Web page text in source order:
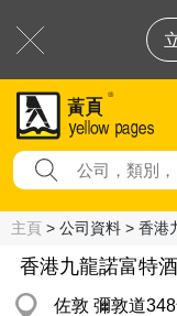
主頁 > 公司資料 > 香港
香港九龍諾富特
佐敦 彌敦道